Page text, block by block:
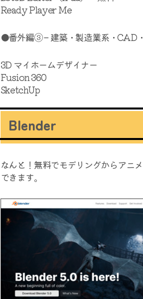
Ready Player Me
●番外編③ – 建築・製造業系・CAD
3D マイホームデザイナー
Fusion 360
SketchUp
Blender
なんと！無料でモデリングからア
できます。